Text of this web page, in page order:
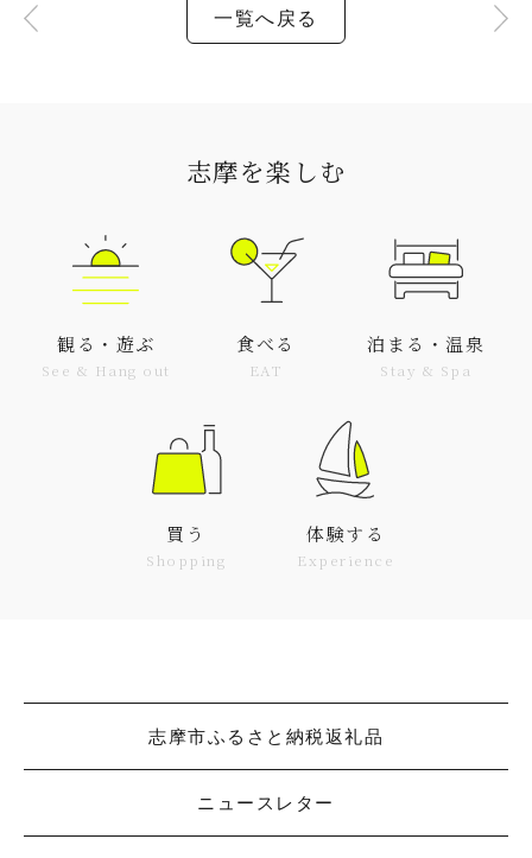
一覧へ戻る
志摩を楽しむ
観る・遊ぶ
See & Hang out
食べる
EAT
泊まる・温泉
Stay & Spa
買う
Shopping
体験する
Experience
志摩市ふるさと納税返礼品
ニュースレター